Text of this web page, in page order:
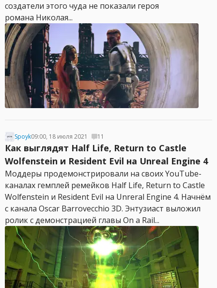
создатели этого чуда не показали героя
романа Николая...
Spoyk09:00, 18 июля 2021 11
Как выглядят Half Life, Return to Castle
Wolfenstein и Resident Evil на Unreal Engine 4
Моддеры продемонстрировали на своих YouTube-
каналах гемплей ремейков Half Life, Return to Castle
Wolfenstein и Resident Evil на Unreral Engine 4. Начнём
с канала Oscar Barrovecchio 3D. Энтузиаст выложил
ролик с демонстрацией главы On a Rail...